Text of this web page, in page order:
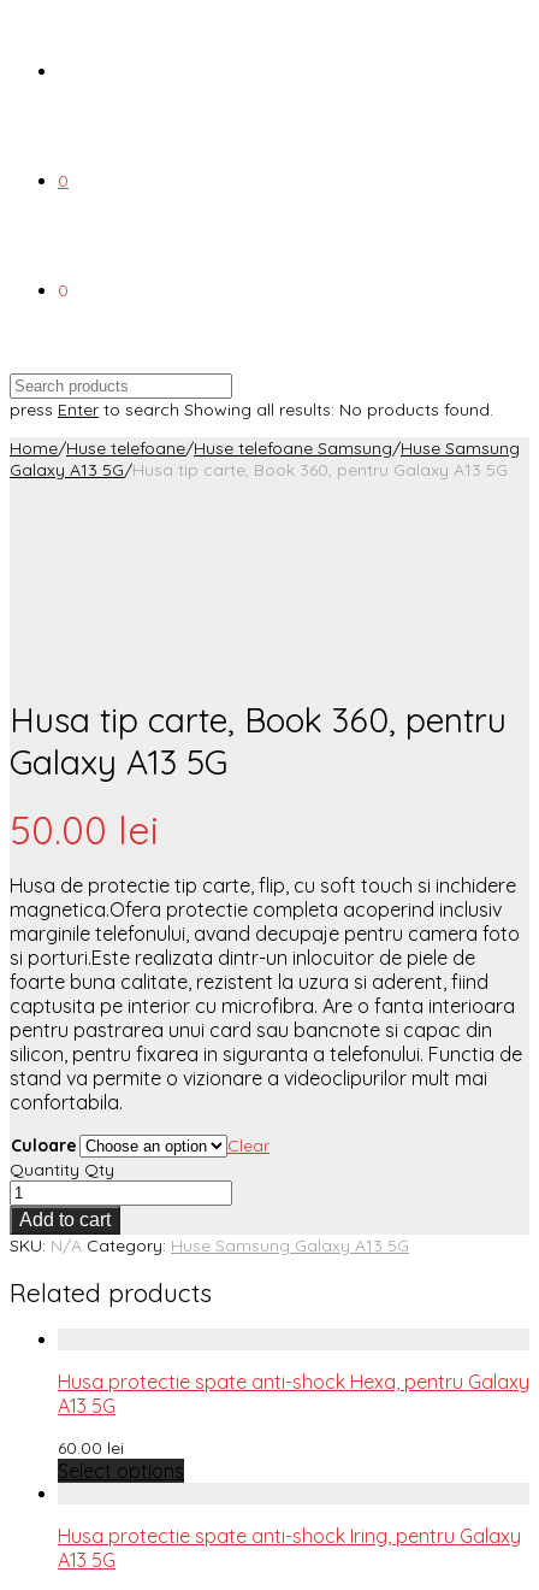
0
0
press Enter to search Showing all results: No products found.
Home/Huse telefoane/Huse telefoane Samsung/Huse Samsung
Galaxy A13 5G/Husa tip carte, Book 360, pentru Galaxy A13 5G
Husa tip carte, Book 360, pentru
Galaxy A13 5G
50.00 lei
Husa de protectie tip carte, flip, cu soft touch si inchidere
magnetica.Ofera protectie completa acoperind inclusiv
marginile telefonului, avand decupaje pentru camera foto
si porturi.Este realizata dintr-un inlocuitor de piele de
foarte buna calitate, rezistent la uzura si aderent, fiind
captusita pe interior cu microfibra. Are o fanta interioara
pentru pastrarea unui card sau bancnote si capac din
silicon, pentru fixarea in siguranta a telefonului. Functia de
stand va permite o vizionare a videoclipurilor mult mai
confortabila.
Culoare
Clear
Quantity Qty
Add to cart
SKU: N/A Category: Huse Samsung Galaxy A13 5G
Related products
Husa protectie spate anti-shock Hexa, pentru Galaxy
A13 5G
60.00 lei
Select options
Husa protectie spate anti-shock Iring, pentru Galaxy
A13 5G